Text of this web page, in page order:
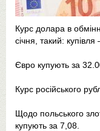
Курс долара в
січня, такий:
Євро купують за
Курс російського
Щодо польського
купують за 7,08.